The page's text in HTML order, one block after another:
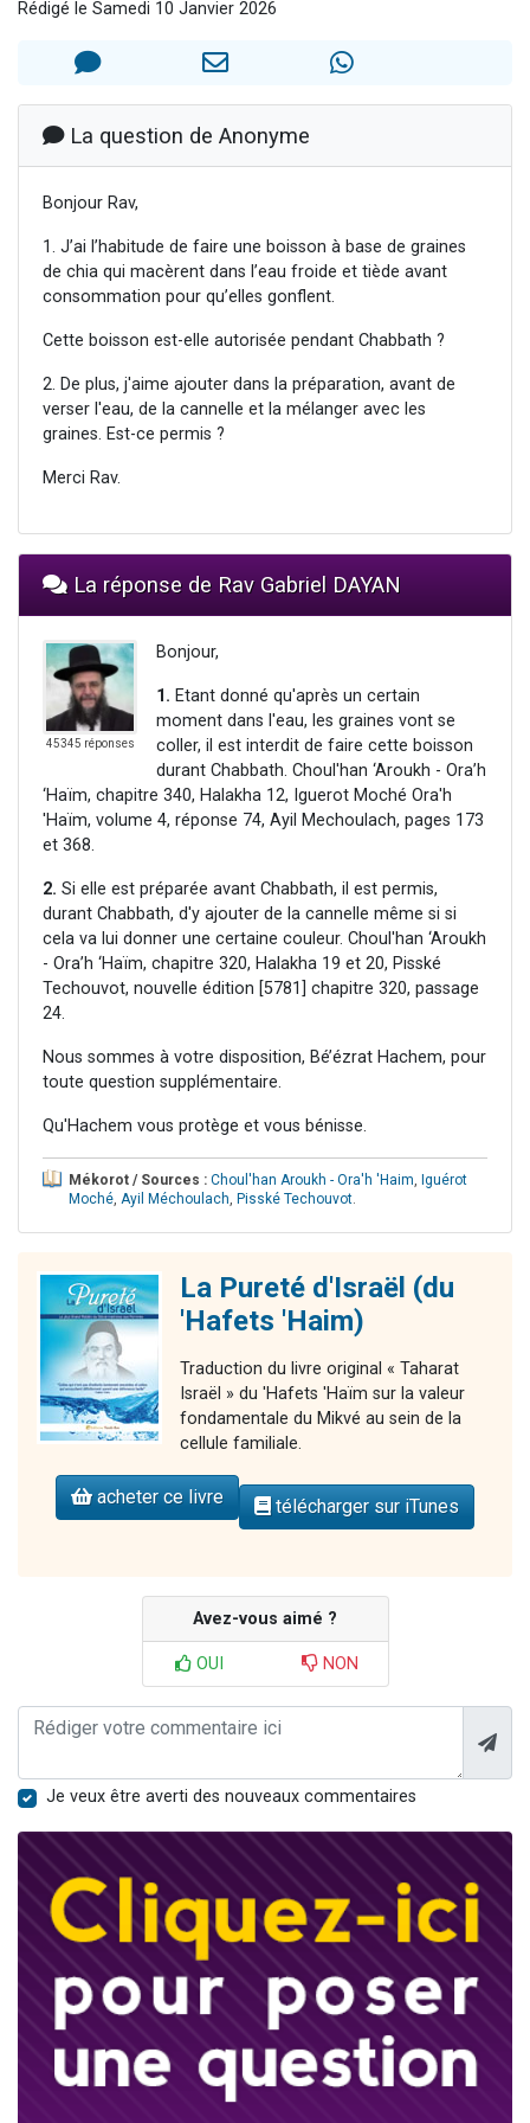
Il reste 49 places pour étudier en groupe sur Zoom
12 nouvelles musiques dans Torah-Box Music
2 personnes viennent de nous rejoindre sur WhatsApp
Rédigé le Samedi 10 Janvier 2026
La question de Anonyme
Bonjour Rav,
1. J’ai l’habitude de faire une boisson à base de graines
de chia qui macèrent dans l’eau froide et tiède avant
consommation pour qu’elles gonflent.
Cette boisson est-elle autorisée pendant Chabbath ?
2. De plus, j'aime ajouter dans la préparation, avant de
verser l'eau, de la cannelle et la mélanger avec les
graines. Est-ce permis ?
Merci Rav.
La réponse de Rav Gabriel DAYAN
45345 réponses
Bonjour,
1. Etant donné qu'après un certain
moment dans l'eau, les graines vont se
coller, il est interdit de faire cette boisson
durant Chabbath. Choul'han ‘Aroukh - Ora’h
‘Haïm, chapitre 340, Halakha 12, Iguerot Moché Ora'h
'Haïm, volume 4, réponse 74, Ayil Mechoulach, pages 173
et 368.
2. Si elle est préparée avant Chabbath, il est permis,
durant Chabbath, d'y ajouter de la cannelle même si si
cela va lui donner une certaine couleur. Choul'han ‘Aroukh
- Ora’h ‘Haïm, chapitre 320, Halakha 19 et 20, Pisské
Techouvot, nouvelle édition [5781] chapitre 320, passage
24.
Nous sommes à votre disposition, Bé’ézrat Hachem, pour
toute question supplémentaire.
Qu'Hachem vous protège et vous bénisse.
Mékorot / Sources : Choul'han Aroukh - Ora'h 'Haim, Iguérot
Moché, Ayil Méchoulach, Pisské Techouvot.
La Pureté d'Israël (du
'Hafets 'Haim)
Traduction du livre original « Taharat
Israël » du 'Hafets 'Haïm sur la valeur
fondamentale du Mikvé au sein de la
cellule familiale.
acheter ce livre télécharger sur iTunes
Avez-vous aimé ?
OUI NON
Je veux être averti des nouveaux commentaires